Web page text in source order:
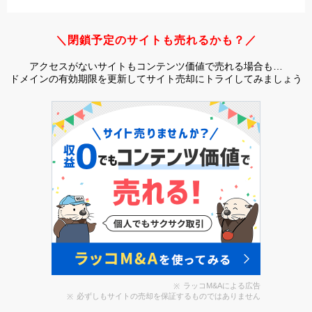
＼閉鎖予定のサイトも売れるかも？／
アクセスがないサイトもコンテンツ価値で売れる場合も…
ドメインの有効期限を更新してサイト売却にトライしてみましょう
ラッコM&Aによる広告
必ずしもサイトの売却を保証するものではありません